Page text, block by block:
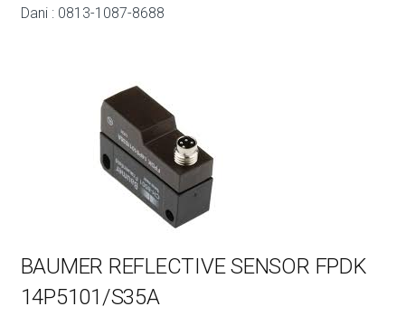
Dani : 0813-1087-8688
BAUMER REFLECTIVE SENSOR FPDK
14P5101/S35A